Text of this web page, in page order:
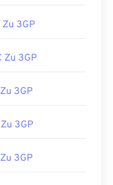
Zu 3GP
Zu 3GP
3GP
3GP
3GP